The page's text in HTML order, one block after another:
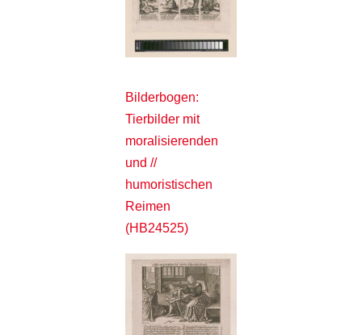
Bilderbogen:
Tierbilder mit
moralisierenden
und //
humoristischen
Reimen
(HB24525)